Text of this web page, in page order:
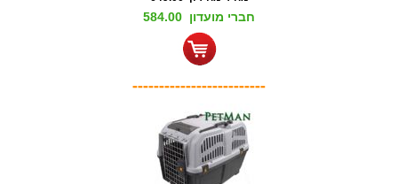
חברי מועדון 584.00
-------------------------